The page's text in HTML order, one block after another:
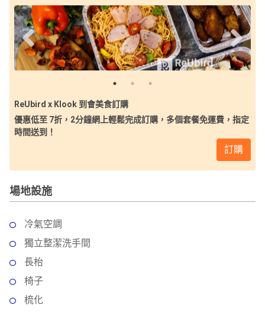
ReUbird x Klook 到會美食訂購
優惠低至 7折，2分鐘網上輕鬆完成訂購，多個套餐免運費，指定
時間送到！
訂購
場地設施
冷氣空調
獨立整潔洗手間
長枱
椅子
梳化